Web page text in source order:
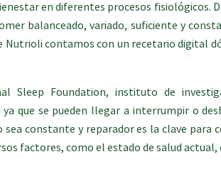
en diferentes procesos fisiológicos.
balanceado, variado, suficiente y
Nutrioli contamos con un recetario digital
Sleep Foundation, instituto de
que se pueden llegar a interrumpir o
constante y reparador es la clave
factores, como el estado de salud actual,